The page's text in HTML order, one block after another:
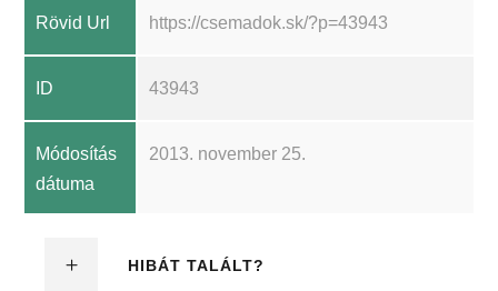
Rövid Url https://csemadok.sk/?p=43943
ID 43943
Módosítás
dátuma
2013. november 25.
HIBÁT TALÁLT?